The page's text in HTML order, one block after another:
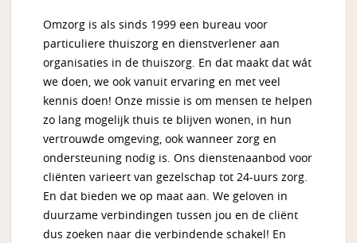
Omzorg is als sinds 1999 een bureau voor
particuliere thuiszorg en dienstverlener aan
organisaties in de thuiszorg. En dat maakt dat wát
we doen, we ook vanuit ervaring en met veel
kennis doen! Onze missie is om mensen te helpen
zo lang mogelijk thuis te blijven wonen, in hun
vertrouwde omgeving, ook wanneer zorg en
ondersteuning nodig is. Ons dienstenaanbod voor
cliënten varieert van gezelschap tot 24-uurs zorg.
En dat bieden we op maat aan. We geloven in
duurzame verbindingen tussen jou en de cliënt
dus zoeken naar die verbindende schakel! En